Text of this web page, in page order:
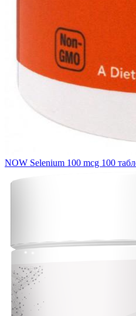
NOW Selenium 100 mcg 100